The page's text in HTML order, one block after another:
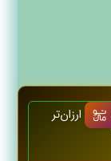
ارزان‌تر